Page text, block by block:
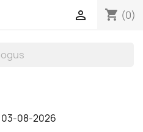
shopping_cart (0)

08-2026